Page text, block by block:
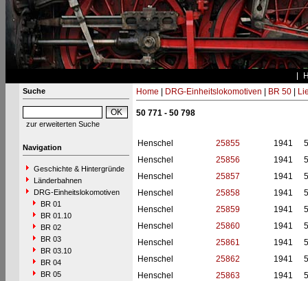
Suche
zur erweiterten Suche
Navigation
Geschichte & Hintergründe
Länderbahnen
DRG-Einheitslokomotiven
BR 01
BR 01.10
BR 02
BR 03
BR 03.10
BR 04
BR 05
Home DRG-Einheitslokomotiven BR 50|
50 771 - 50 798
Henschel 25855 1941
Henschel
25856 1941
Henschel
25857 1941
Henschel
25858 1941
Henschel
25859 1941
Henschel
25860 1941
Henschel
25861 1941
Henschel
25862 1941
Henschel
25863 1941